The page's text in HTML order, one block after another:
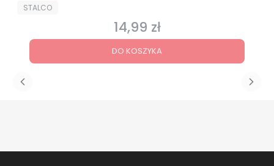
PRODUCENT
STALCO
Cena
14,99 zł
DO KOSZYKA